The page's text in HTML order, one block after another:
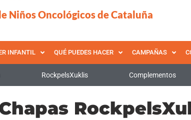
Niños Oncológicos de Cataluña
INFANTIL QUÉ PUEDES HACER CAMPAÑAS
RockpelsXuklis Complementos